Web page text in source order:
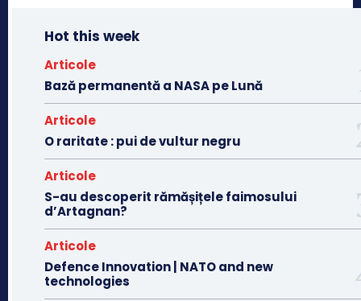
Hot this week
Articole
Bază permanentă a NASA pe Lună
Articole
O raritate : pui de vultur negru
Articole
S-au descoperit rămășițele faimosului
d’Artagnan?
Articole
Defence Innovation | NATO and new
technologies